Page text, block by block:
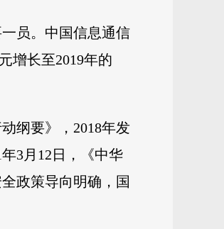
员。中国信息通信
增长至2019年的
纲要》，2018年发
3月12日，《中华
政策导向明确，国